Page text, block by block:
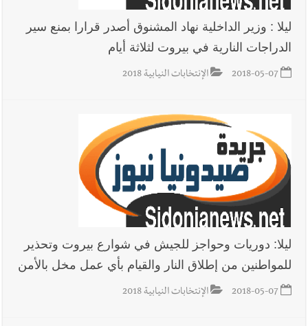
ليلا : وزير الداخلية نهاد المشنوق أصدر قرارا بمنع سير
الدراجات النارية في بيروت لثلاثة أيام
2018-05-07 الإنتخابات النيابية 2018
ليلا: دوريات وحواجز للجيش في شوارع بيروت وتحذير
للمواطنين من إطلاق النار والقيام بأي عمل مخل بالأمن
2018-05-07 الإنتخابات النيابية 2018